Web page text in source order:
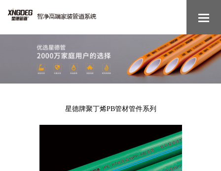
星德牌聚丁烯PB管材管件系列